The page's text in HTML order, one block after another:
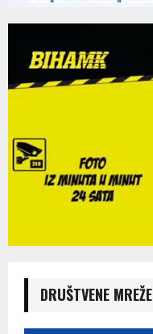
DRUŠTVENE MREŽE